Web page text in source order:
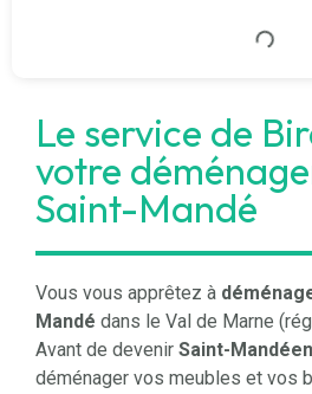
Le service de
votre
Saint-Mandé
Vous vous apprêtez à
Mandé dans le Val de Marne
Avant de devenir Saint-
déménager vos meubles et vos